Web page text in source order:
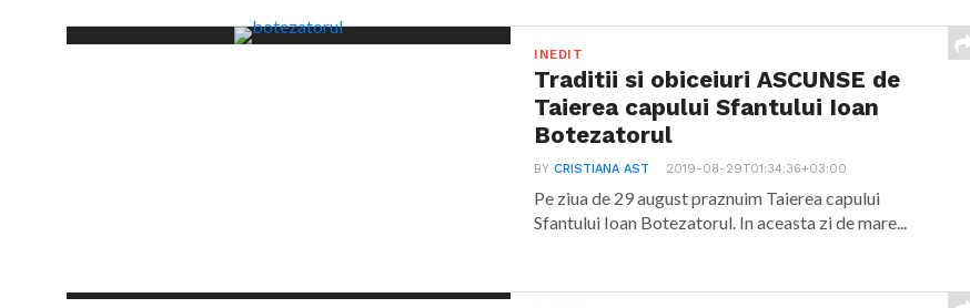
INEDIT
Traditii si obiceiuri ASCUNSE de
Taierea capului Sfantului Ioan
Botezatorul
BYCRISTIANA AST 2019-08-29T01:34:36+03:00
Pe ziua de 29 august praznuim Taierea capului
Sfantului Ioan Botezatorul. In aceasta zi de mare...